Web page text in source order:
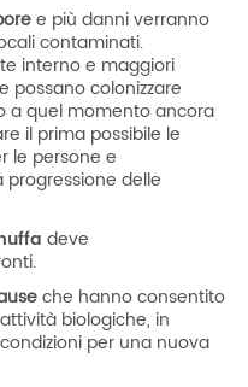
e più danni verranno
contaminati.
interno e maggiori
possano colonizzare
a quel momento ancora
il prima possibile le
le persone e
delle
deve
che hanno consentito
biologiche, in
per una nuova